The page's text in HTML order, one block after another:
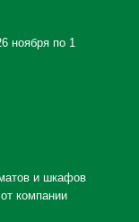
ноября по 1
и шкафов
компании